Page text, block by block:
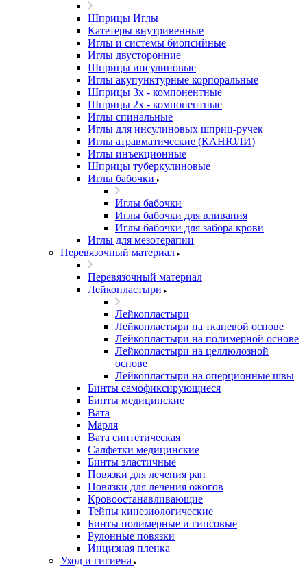
Шприцы Иглы
Катетеры внутривенные
Иглы и системы биопсийные
Иглы двусторонние
Шприцы инсулиновые
Иглы акупунктурные корпоральные
Шприцы 3х - компонентные
Шприцы 2х - компонентные
Иглы спинальные
Иглы для инсулиновых шприц-ручек
Иглы атравматические (КАНЮЛИ)
Иглы инъекционные
Шприцы туберкулиновые
Иглы бабочки
Иглы бабочки
Иглы бабочки для вливания
Иглы бабочки для забора крови
Иглы для мезотерапии
Перевязочный материал
Перевязочный материал
Лейкопластыри
Лейкопластыри
Лейкопластыри на тканевой основе
Лейкопластыри на полимерной основе
Лейкопластыри на целлюлозной
основе
Лейкопластыри на оперционные швы
Бинты самофиксирующиеся
Бинты медицинские
Вата
Марля
Вата синтетическая
Салфетки медицинские
Бинты эластичные
Повязки для лечения ран
Повязки для лечения ожогов
Кровоостанавливающие
Тейпы кинезиологические
Бинты полимерные и гипсовые
Рулонные повязки
Инцизная пленка
Уход и гигиена